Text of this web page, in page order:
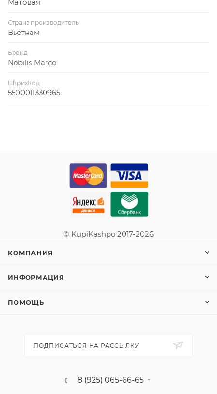
Матовая
Страна производитель
Вьетнам
Бренд
Nobilis Marco
ШтрихКод
5500011330965
© KupiKashpo 2017-2026
КОМПАНИЯ
ИНФОРМАЦИЯ
ПОМОЩЬ
ПОДПИСАТЬСЯ НА РАССЫЛКУ
8 (925) 065-66-65